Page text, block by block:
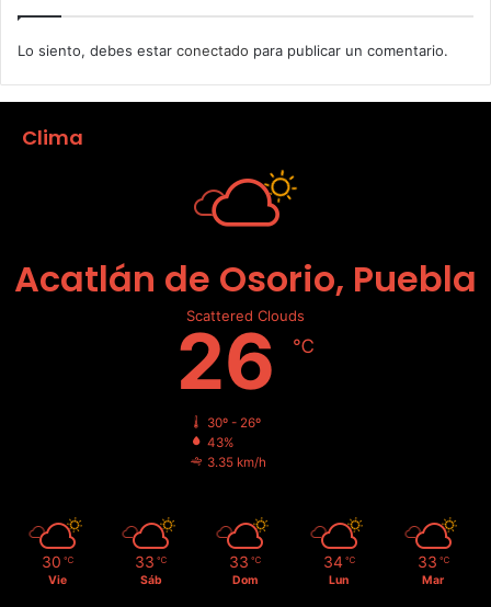
Lo siento, debes estar conectado para publicar un comentario.
Clima
Acatlán de Osorio, Puebla
Scattered Clouds
26 ℃
30º - 26º
43%
3.35 km/h
30 ℃
Vie
33 ℃
Sáb
33 ℃
Dom
34 ℃
Lun
33 ℃
Mar